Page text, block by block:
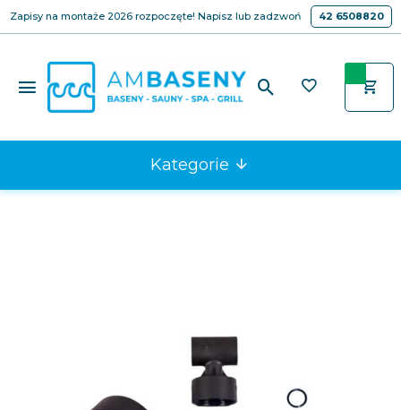
Zapisy na montaże 2026 rozpoczęte! Napisz lub zadzwoń 42 6508820
Kategorie